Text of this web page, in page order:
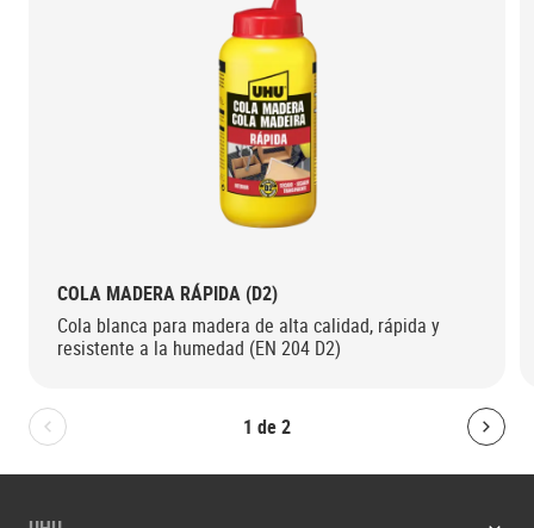
1 de2
Bolton.General.PreviousSlide
COLA MADERA RÁPIDA (D2)
Cola blanca para madera de alta calidad, rápida y
resistente a la humedad (EN 204 D2)